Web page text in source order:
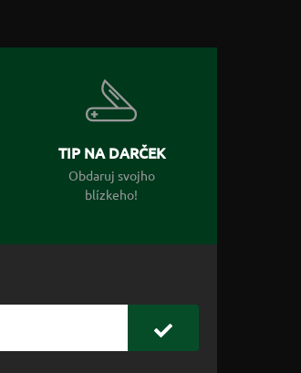
TIP NA DARČEK
Obdaruj svojho
blízkeho!